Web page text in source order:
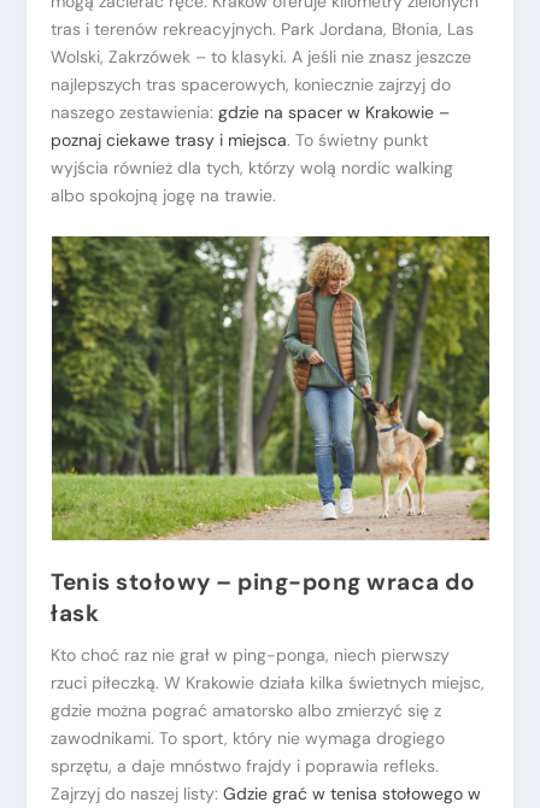
tras i terenów rekreacyjnych. Park Jordana, Błonia, Las
Wolski, Zakrzówek – to klasyki. A jeśli nie znasz jeszcze
najlepszych tras spacerowych, koniecznie zajrzyj do
naszego zestawienia:gdzie na spacer w Krakowie –
poznaj ciekawe trasy i miejsca. To świetny punkt
wyjścia również dla tych, którzy wolą nordic walking
albo spokojną jogę na trawie.
Tenis stołowy – ping-pong wraca do
łask
Kto choć raz nie grał w ping-ponga, niech pierwszy
rzuci piłeczką. W Krakowie działa kilka świetnych miejsc,
gdzie można pograć amatorsko albo zmierzyć się z
zawodnikami. To sport, który nie wymaga drogiego
sprzętu, a daje mnóstwo frajdy i poprawia refleks.
Zajrzyj do naszej listy:Gdzie grać w tenisa stołowego w